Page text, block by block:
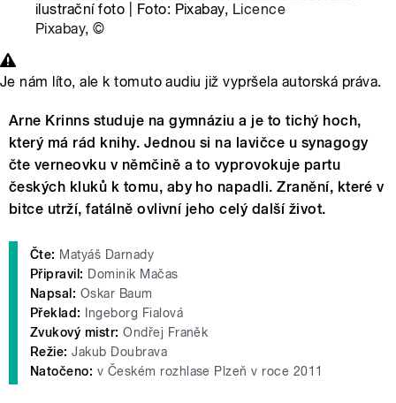
ilustrační foto | Foto: Pixabay, Licence
Pixabay,©
Je nám líto, ale k tomuto audiu již vypršela autorská práva.
Arne Krinns studuje na gymnáziu a je to tichý hoch,
který má rád knihy. Jednou si na lavičce u synagogy
čte verneovku v němčině a to vyprovokuje partu
českých kluků k tomu, aby ho napadli. Zranění, které v
bitce utrží, fatálně ovlivní jeho celý další život.
Čte: Matyáš Darnady
Připravil: Dominik Mačas
Napsal: Oskar Baum
Překlad:
Ingeborg Fialová
Zvukový mistr: Ondřej Franěk
Režie: Jakub Doubrava
Natočeno: v Českém rozhlase Plzeň v roce 2011